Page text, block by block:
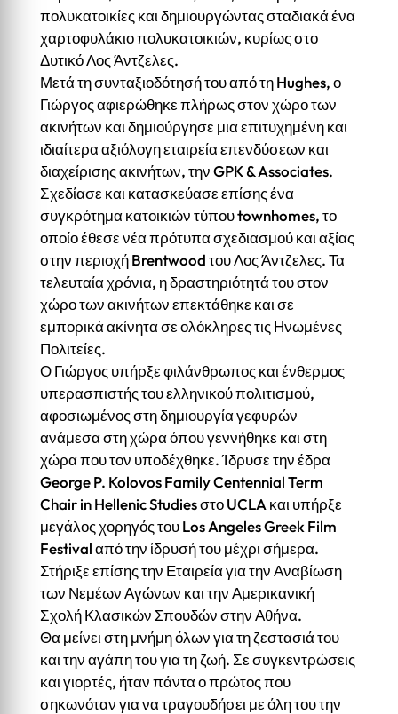
πολυκατοικίες και δημιουργώντας σταδιακά ένα
χαρτοφυλάκιο πολυκατοικιών, κυρίως στο
Δυτικό Λος Άντζελες.
Μετά τη συνταξιοδότησή του από τη Hughes, ο
Γιώργος αφιερώθηκε πλήρως στον χώρο των
ακινήτων και δημιούργησε μια επιτυχημένη και
ιδιαίτερα αξιόλογη εταιρεία επενδύσεων και
διαχείρισης ακινήτων, την GPK & Associates.
Σχεδίασε και κατασκεύασε επίσης ένα
συγκρότημα κατοικιών τύπου townhomes, το
οποίο έθεσε νέα πρότυπα σχεδιασμού και αξίας
στην περιοχή Brentwood του Λος Άντζελες. Τα
τελευταία χρόνια, η δραστηριότητά του στον
χώρο των ακινήτων επεκτάθηκε και σε
εμπορικά ακίνητα σε ολόκληρες τις Ηνωμένες
Πολιτείες.
Ο Γιώργος υπήρξε φιλάνθρωπος και ένθερμος
υπερασπιστής του ελληνικού πολιτισμού,
αφοσιωμένος στη δημιουργία γεφυρών
ανάμεσα στη χώρα όπου γεννήθηκε και στη
χώρα που τον υποδέχθηκε. Ίδρυσε την έδρα
George P. Kolovos Family Centennial Term
Chair in Hellenic Studies στο UCLA και υπήρξε
μεγάλος χορηγός του Los Angeles Greek Film
Festival από την ίδρυσή του μέχρι σήμερα.
Στήριξε επίσης την Εταιρεία για την Αναβίωση
των Νεμέων Αγώνων και την Αμερικανική
Σχολή Κλασικών Σπουδών στην Αθήνα.
Θα μείνει στη μνήμη όλων για τη ζεστασιά του
και την αγάπη του για τη ζωή. Σε συγκεντρώσεις
και γιορτές, ήταν πάντα ο πρώτος που
σηκωνόταν για να τραγουδήσει με όλη του την